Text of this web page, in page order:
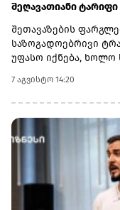
იანი წილობრივი
ჯგუფი 2029 წლის
სახსრებს
შეღავათიანი
შეთავაზების
საზოგადოებრივი
უფასო იქნება, ხოლო
7 აგვისტო 14:20